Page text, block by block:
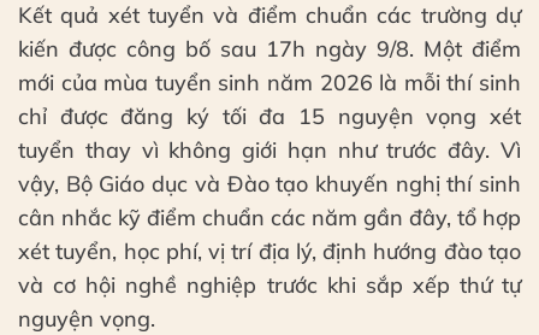
Kết quả xét tuyển và điểm chuẩn các trường dự
kiến được công bố sau 17h ngày 9/8. Một điểm
mới của mùa tuyển sinh năm 2026 là mỗi thí sinh
chỉ được đăng ký tối đa 15 nguyện vọng xét
tuyển thay vì không giới hạn như trước đây. Vì
vậy, Bộ Giáo dục và Đào tạo khuyến nghị thí sinh
cân nhắc kỹ điểm chuẩn các năm gần đây, tổ hợp
xét tuyển, học phí, vị trí địa lý, định hướng đào tạo
và cơ hội nghề nghiệp trước khi sắp xếp thứ tự
nguyện vọng.